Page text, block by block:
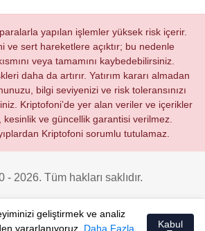
yapılan işlemler yüksek risk içerir.
ve sert hareketlere açıktır; bu nedenle
veya tamamını kaybedebilirsiniz.
daha da artırır. Yatırım kararı almadan
bilgi seviyenizi ve risk toleransınızı
Kriptofoni’de yer alan veriler ve içerikler
kesinlik ve güncellik garantisi verilmez.
Kriptofoni sorumlu tutulamaz.
2026. Tüm hakları saklıdır.
geliştirmek ve analiz
yararlanıyoruz. Daha Fazla
Kabul